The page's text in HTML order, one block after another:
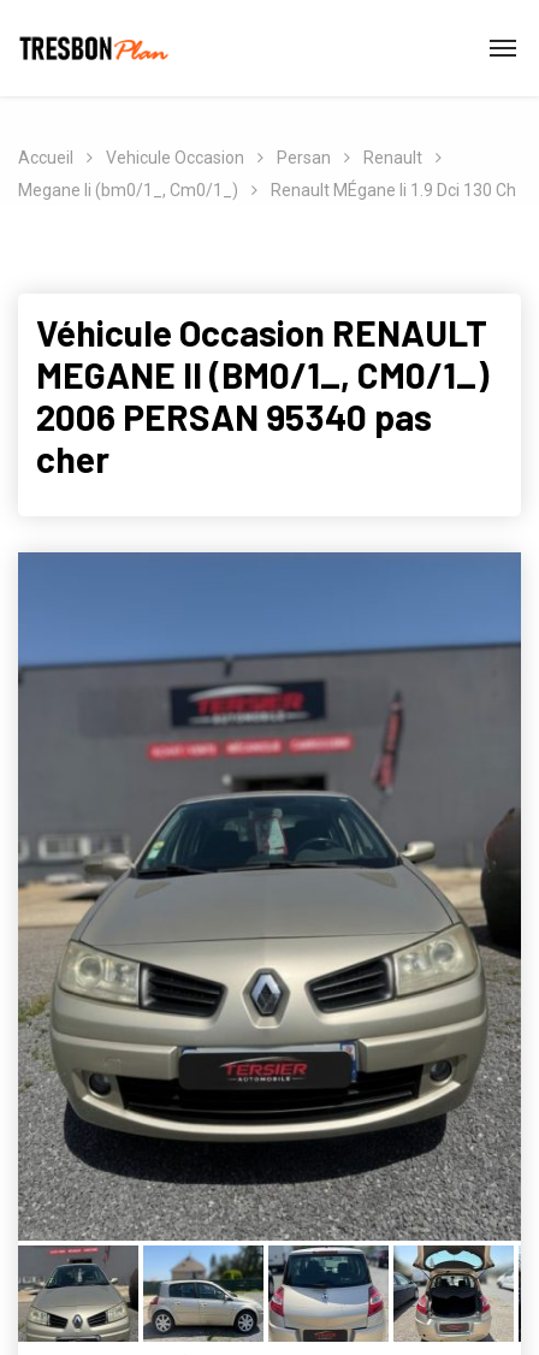
Accueil Vehicule Occasion Persan
Renault
Megane Ii (bm0/1_, Cm0/1_)
Renault MÉgane Ii 1.9 Dci 130 Ch
Véhicule Occasion RENAULT
MEGANE II (BM0/1_, CM0/1_)
2006 PERSAN 95340 pas
cher